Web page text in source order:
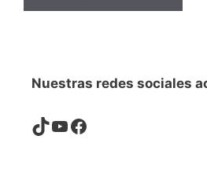
Nuestras redes sociales
TikTok
YouTube
Facebook